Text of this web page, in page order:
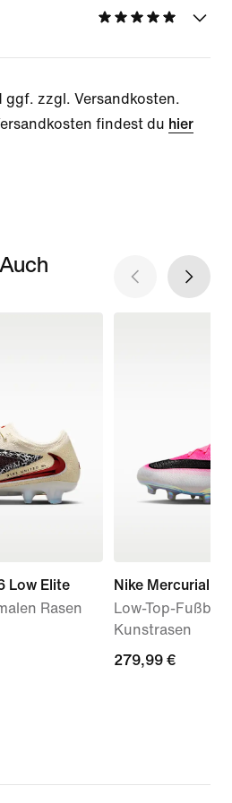
ggf. zzgl. Versandkosten.
findest du hier
Low Elite
Rasen
Nike Mercurial
Low-Top-
Kunstrasen
279,99 €
279,99 €